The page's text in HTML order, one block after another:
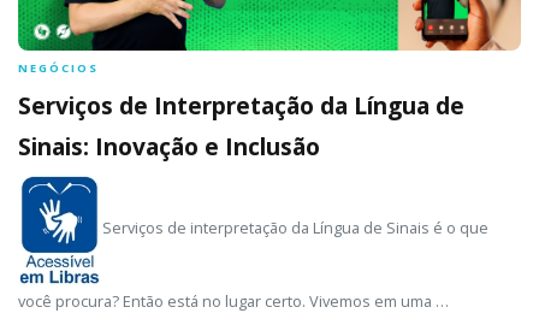
NEGÓCIOS
Serviços de Interpretação da Língua de
Sinais: Inovação e Inclusão
Serviços de interpretação da Língua de Sinais é o que
você procura? Então está no lugar certo. Vivemos em uma …